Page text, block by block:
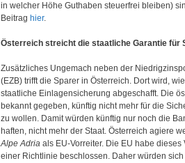
in welcher Höhe Guthaben steuerfrei bleiben)
Beitrag hier.
Österreich streicht die staatliche Garantie für
Zusätzliches Ungemach neben der
(EZB) trifft die Sparer in Österreich. Dort wird,
staatliche Einlagensicherung abgeschafft. Die
bekannt gegeben, künftig nicht mehr für die
zu wollen. Damit würden künftig nur noch die
haften, nicht mehr der Staat. Österreich agiere
Alpe Adria als EU-Vorreiter. Die EU habe
einer Richtlinie beschlossen. Daher würden